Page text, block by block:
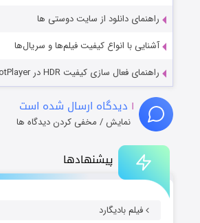
پیشنهادها
فیلم بادیگارد
راهنمای دانلود از سایت دوستی ها
آشنایی با انواع کیفیت فیلم‌ها و سریال‌ها
راهنمای فعال سازی کیفیت HDR در PotPlayer
۱ دیدگاه ارسال شده است
نمایش / مخفی کردن دیدگاه ها